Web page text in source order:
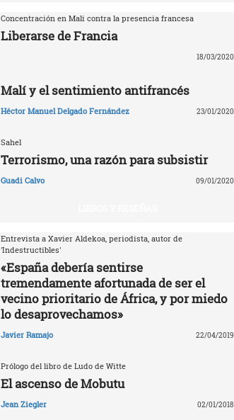
Concentración en Mali contra la presencia francesa
Liberarse de Francia
18/03/2020
Malí y el sentimiento antifrancés
Héctor Manuel Delgado Fernández 23/01/2020
Sahel
Terrorismo, una razón para subsistir
Guadi Calvo 09/01/2020
Entrevista a Xavier Aldekoa, periodista, autor de
'Indestructibles'
«España debería sentirse
tremendamente afortunada de ser el
vecino prioritario de África, y por miedo
lo desaprovechamos»
Javier Ramajo 22/04/2019
Prólogo del libro de Ludo de Witte
El ascenso de Mobutu
Jean Ziegler 02/01/2018